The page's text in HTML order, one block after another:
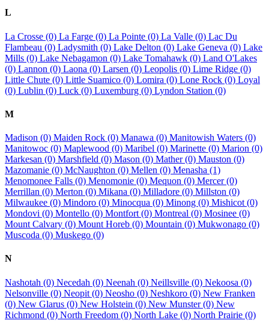
L
La Crosse (0) La Farge (0) La Pointe (0) La Valle (0) Lac Du
Flambeau (0) Ladysmith (0) Lake Delton (0) Lake Geneva (0) Lake
Mills (0) Lake Nebagamon (0) Lake Tomahawk (0) Land O'Lakes
(0) Lannon (0) Laona (0) Larsen (0) Leopolis (0) Lime Ridge (0)
Little Chute (0) Little Suamico (0) Lomira (0) Lone Rock (0) Loyal
(0) Lublin (0) Luck (0) Luxemburg (0) Lyndon Station (0)
M
Madison (0) Maiden Rock (0) Manawa (0) Manitowish Waters (0)
Manitowoc (0) Maplewood (0) Maribel (0) Marinette (0) Marion (0)
Markesan (0) Marshfield (0) Mason (0) Mather (0) Mauston (0)
Mazomanie (0) McNaughton (0) Mellen (0) Menasha (1)
Menomonee Falls (0) Menomonie (0) Mequon (0) Mercer (0)
Merrillan (0) Merton (0) Mikana (0) Milladore (0) Millston (0)
Milwaukee (0) Mindoro (0) Minocqua (0) Minong (0) Mishicot (0)
Mondovi (0) Montello (0) Montfort (0) Montreal (0) Mosinee (0)
Mount Calvary (0) Mount Horeb (0) Mountain (0) Mukwonago (0)
Muscoda (0) Muskego (0)
N
Nashotah (0) Necedah (0) Neenah (0) Neillsville (0) Nekoosa (0)
Nelsonville (0) Neopit (0) Neosho (0) Neshkoro (0) New Franken
(0) New Glarus (0) New Holstein (0) New Munster (0) New
Richmond (0) North Freedom (0) North Lake (0) North Prairie (0)